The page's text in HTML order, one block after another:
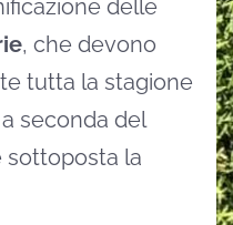
delle
, che devono
tutta la stagione
seconda del
sottoposta la